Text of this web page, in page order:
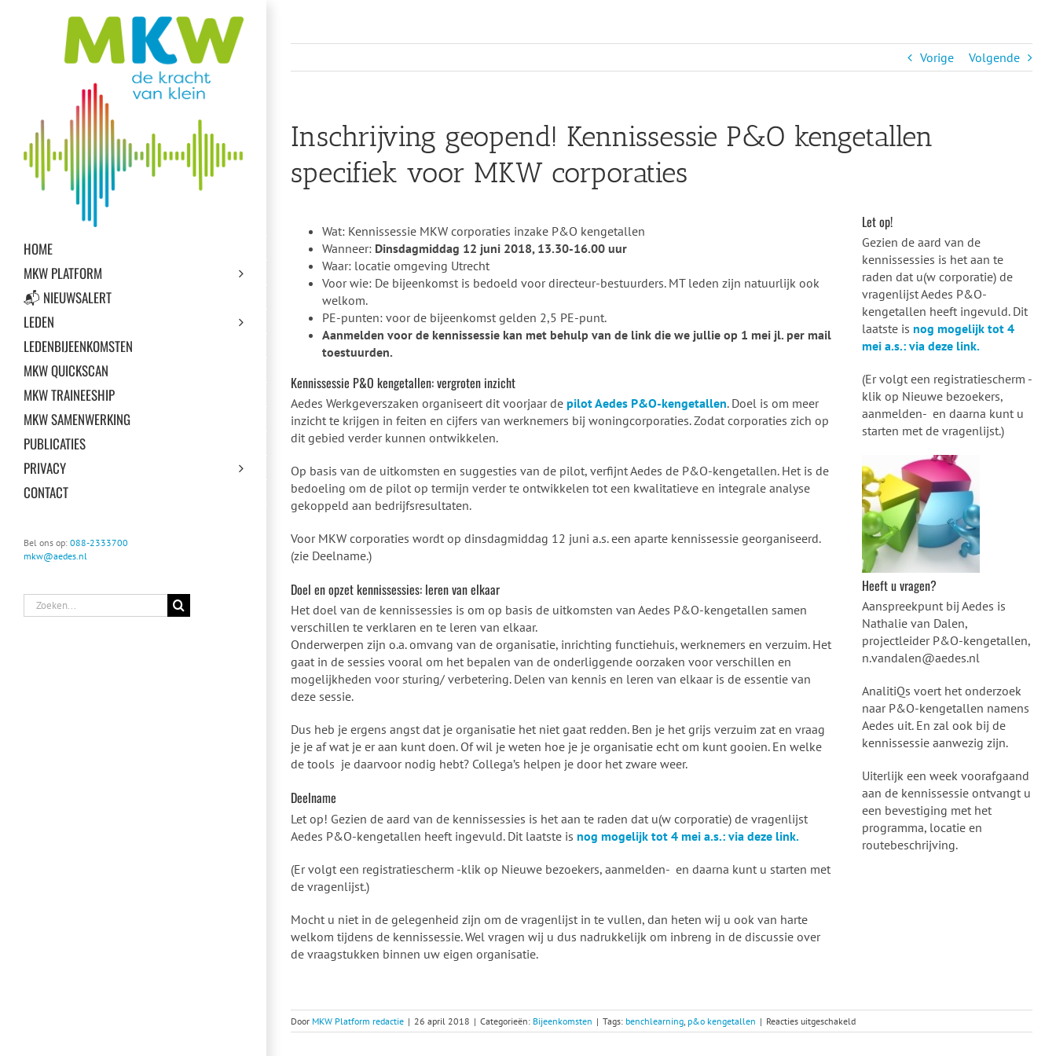
HOME
MKW PLATFORM
📬 NIEUWSALERT
LEDEN
LEDENBIJEENKOMSTEN
MKW QUICKSCAN
MKW TRAINEESHIP
MKW SAMENWERKING
PUBLICATIES
PRIVACY
CONTACT
Bel ons op: 088-2333700
mkw@aedes.nl
Zoeken
naar:
Vorige Volgende
Inschrijving geopend! Kennissessie P&O kengetallen
specifiek voor MKW corporaties
Wat: Kennissessie MKW corporaties inzake P&O kengetallen
Wanneer: Dinsdagmiddag 12 juni 2018, 13.30-16.00 uur
Waar: locatie omgeving Utrecht
Voor wie: De bijeenkomst is bedoeld voor directeur-bestuurders. MT leden zijn natuurlijk ook
welkom.
PE-punten: voor de bijeenkomst gelden 2,5 PE-punt.
Aanmelden voor de kennissessie kan met behulp van de link die we jullie op 1 mei jl. per mail
toestuurden.
Kennissessie P&O kengetallen: vergroten inzicht
Aedes Werkgeverszaken organiseert dit voorjaar de pilot Aedes P&O-kengetallen. Doel is om meer
inzicht te krijgen in feiten en cijfers van werknemers bij woningcorporaties. Zodat corporaties zich op
dit gebied verder kunnen ontwikkelen.
Op basis van de uitkomsten en suggesties van de pilot, verfijnt Aedes de P&O-kengetallen. Het is de
bedoeling om de pilot op termijn verder te ontwikkelen tot een kwalitatieve en integrale analyse
gekoppeld aan bedrijfsresultaten.
Voor MKW corporaties wordt op dinsdagmiddag 12 juni a.s. een aparte kennissessie georganiseerd.
(zie Deelname.)
Doel en opzet kennissessies: leren van elkaar
Het doel van de kennissessies is om op basis de uitkomsten van Aedes P&O-kengetallen samen
verschillen te verklaren en te leren van elkaar.
Onderwerpen zijn o.a. omvang van de organisatie, inrichting functiehuis, werknemers en verzuim. Het
gaat in de sessies vooral om het bepalen van de onderliggende oorzaken voor verschillen en
mogelijkheden voor sturing/ verbetering. Delen van kennis en leren van elkaar is de essentie van
deze sessie.
Dus heb je ergens angst dat je organisatie het niet gaat redden. Ben je het grijs verzuim zat en vraag
je je af wat je er aan kunt doen. Of wil je weten hoe je je organisatie echt om kunt gooien. En welke
de tools je daarvoor nodig hebt? Collega’s helpen je door het zware weer.
Deelname
Let op! Gezien de aard van de kennissessies is het aan te raden dat u(w corporatie) de vragenlijst
Aedes P&O-kengetallen heeft ingevuld. Dit laatste is nog mogelijk tot 4 mei a.s.: via deze link.
(Er volgt een registratiescherm -klik op Nieuwe bezoekers, aanmelden- en daarna kunt u starten met
de vragenlijst.)
Mocht u niet in de gelegenheid zijn om de vragenlijst in te vullen, dan heten wij u ook van harte
welkom tijdens de kennissessie. Wel vragen wij u dus nadrukkelijk om inbreng in de discussie over
de vraagstukken binnen uw eigen organisatie.
Let op!
Gezien de aard van de
kennissessies is het aan te
raden dat u(w corporatie) de
vragenlijst Aedes P&O-
kengetallen heeft ingevuld. Dit
laatste is nog mogelijk tot 4
mei a.s.: via deze link.
(Er volgt een registratiescherm -
klik op Nieuwe bezoekers,
aanmelden- en daarna kunt u
starten met de vragenlijst.)
Heeft u vragen?
Aanspreekpunt bij Aedes is
Nathalie van Dalen,
projectleider P&O-kengetallen,
n.vandalen@aedes.nl
AnalitiQs voert het onderzoek
naar P&O-kengetallen namens
Aedes uit. En zal ook bij de
kennissessie aanwezig zijn.
Uiterlijk een week voorafgaand
aan de kennissessie ontvangt u
een bevestiging met het
programma, locatie en
routebeschrijving.
Door MKW Platform redactie | 26 april 2018 | Categorieën: Bijeenkomsten | Tags: benchlearning p&o kengetallen | Reacties uitgeschakeldvoor
Inschrijving